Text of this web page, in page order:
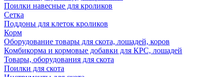
Поилки навесные для кроликов
Сетка
Поддоны для клеток кроликов
Корм
Оборудование товары для скота, лошадей, коров
Комбикорма и кормовые добавки для КРС, лошадей
Товары, оборудования для скота
Поилки для скота